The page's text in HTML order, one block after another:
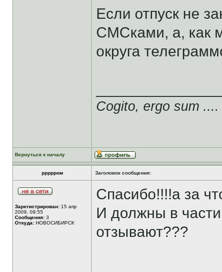
Если отпуск не
СМСками, а, как
округа
Cogito, ergo sum ....
Вернуться к началу
ррррром Заголовок сообщения:
Зарегистрирован: 15 апр
2009, 09:55
Сообщения: 3
Откуда: НОВОСИБИРСК
Спасибо!!!!а за
И должны в
отзывают???